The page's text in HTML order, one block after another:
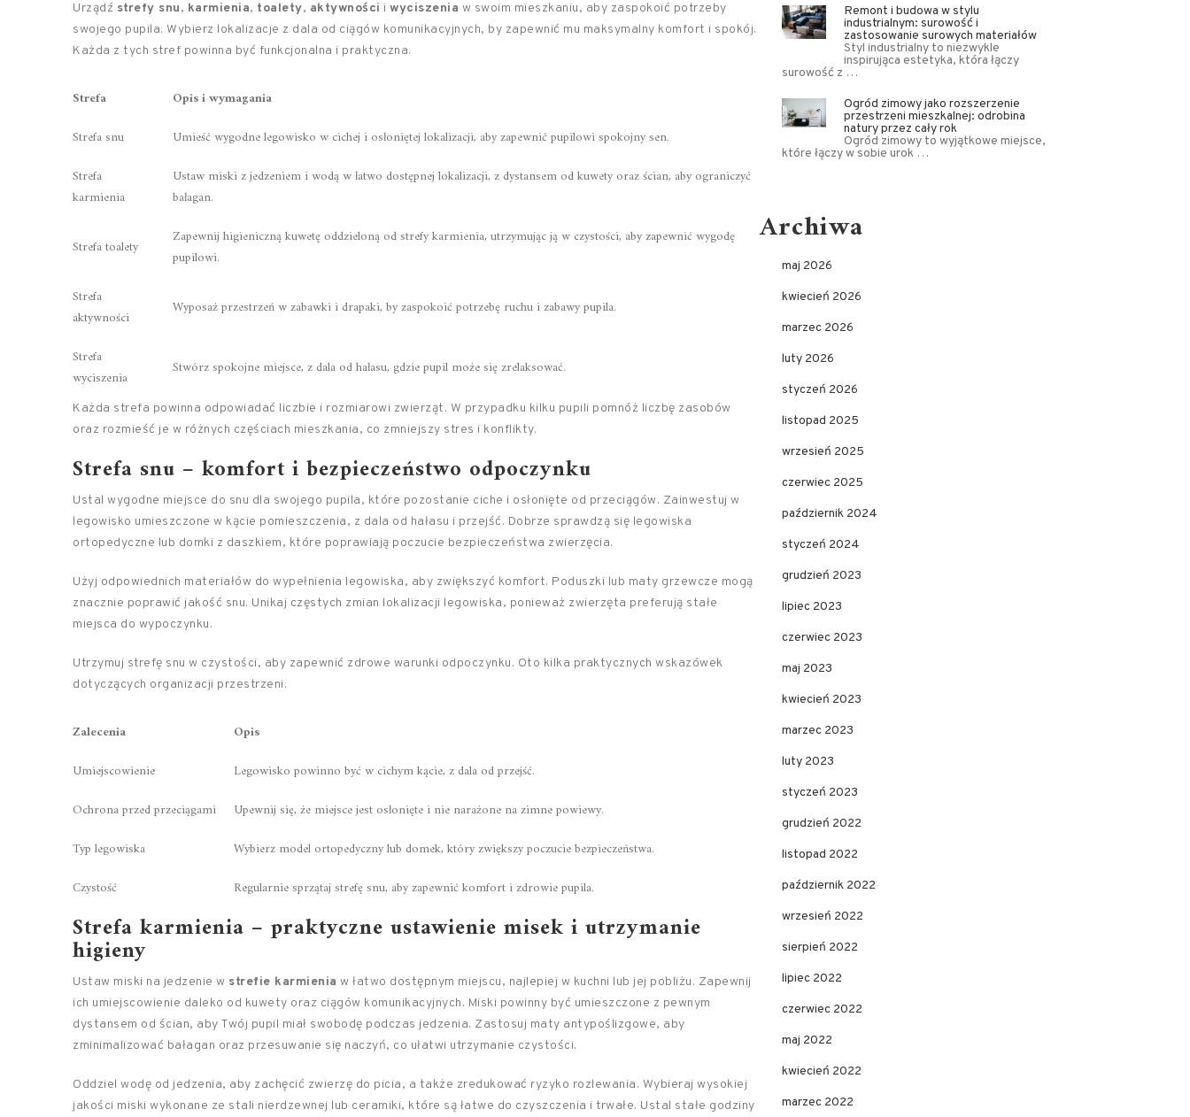
Urządź strefy snu, karmienia, toalety, aktywności i wyciszenia w swoim mieszkaniu, aby zaspokoić potrzeby
swojego pupila. Wybierz lokalizacje z dala od ciągów komunikacyjnych, by zapewnić mu maksymalny komfort i spokój.
Każda z tych stref powinna być funkcjonalna i praktyczna.
Strefa
Opis i wymagania
Strefa snu
Umieść wygodne legowisko w cichej i osłoniętej lokalizacji, aby zapewnić pupilowi spokojny sen.
Strefa
karmienia
Ustaw miski z jedzeniem i wodą w łatwo dostępnej lokalizacji, z dystansem od kuwety oraz ścian, aby ograniczyć
bałagan.
Strefa toalety
Zapewnij higieniczną kuwetę oddzieloną od strefy karmienia, utrzymując ją w czystości, aby zapewnić wygodę
pupilowi.
Strefa
aktywności
Wyposaż przestrzeń w zabawki i drapaki, by zaspokoić potrzebę ruchu i zabawy pupila.
Strefa
wyciszenia
Stwórz spokojne miejsce, z dala od hałasu, gdzie pupil może się zrelaksować.
Każda strefa powinna odpowiadać liczbie i rozmiarowi zwierząt. W przypadku kilku pupili pomnóż liczbę zasobów
oraz rozmieść je w różnych częściach mieszkania, co zmniejszy stres i konflikty.
Strefa snu – komfort i bezpieczeństwo odpoczynku
Ustal wygodne miejsce do snu dla swojego pupila, które pozostanie ciche i osłonięte od przeciągów. Zainwestuj w
legowisko umieszczone w kącie pomieszczenia, z dala od hałasu i przejść. Dobrze sprawdzą się legowiska
ortopedyczne lub domki z daszkiem, które poprawiają poczucie bezpieczeństwa zwierzęcia.
Użyj odpowiednich materiałów do wypełnienia legowiska, aby zwiększyć komfort. Poduszki lub maty grzewcze mogą
znacznie poprawić jakość snu. Unikaj częstych zmian lokalizacji legowiska, ponieważ zwierzęta preferują stałe
miejsca do wypoczynku.
Utrzymuj strefę snu w czystości, aby zapewnić zdrowe warunki odpoczynku. Oto kilka praktycznych wskazówek
dotyczących organizacji przestrzeni:
Zalecenia
Opis
Umiejscowienie
Legowisko powinno być w cichym kącie, z dala od przejść.
Ochrona przed przeciągami
Upewnij się, że miejsce jest osłonięte i nie narażone na zimne powiewy.
Typ legowiska
Wybierz model ortopedyczny lub domek, który zwiększy poczucie bezpieczeństwa.
Czystość
Regularnie sprzątaj strefę snu, aby zapewnić komfort i zdrowie pupila.
Strefa karmienia – praktyczne ustawienie misek i utrzymanie
higieny
Ustaw miski na jedzenie w strefie karmienia w łatwo dostępnym miejscu, najlepiej w kuchni lub jej pobliżu. Zapewnij
ich umiejscowienie daleko od kuwety oraz ciągów komunikacyjnych. Miski powinny być umieszczone z pewnym
dystansem od ścian, aby Twój pupil miał swobodę podczas jedzenia. Zastosuj maty antypoślizgowe, aby
zminimalizować bałagan oraz przesuwanie się naczyń, co ułatwi utrzymanie czystości.
Oddziel wodę od jedzenia, aby zachęcić zwierzę do picia, a także zredukować ryzyko rozlewania. Wybieraj wysokiej
jakości miski wykonane ze stali nierdzewnej lub ceramiki, które są łatwe do czyszczenia i trwałe. Ustal stałe godziny
Remont i budowa w stylu
industrialnym: surowość i
zastosowanie surowych materiałów
Styl industrialny to niezwykle
inspirująca estetyka, która łączy
surowość z …
Ogród zimowy jako rozszerzenie
przestrzeni mieszkalnej: odrobina
natury przez cały rok
Ogród zimowy to wyjątkowe miejsce,
które łączy w sobie urok …
Archiwa
maj 2026
kwiecień 2026
marzec 2026
luty 2026
styczeń 2026
listopad 2025
wrzesień 2025
czerwiec 2025
październik 2024
styczeń 2024
grudzień 2023
lipiec 2023
czerwiec 2023
maj 2023
kwiecień 2023
marzec 2023
luty 2023
styczeń 2023
grudzień 2022
listopad 2022
październik 2022
wrzesień 2022
sierpień 2022
lipiec 2022
czerwiec 2022
maj 2022
kwiecień 2022
marzec 2022